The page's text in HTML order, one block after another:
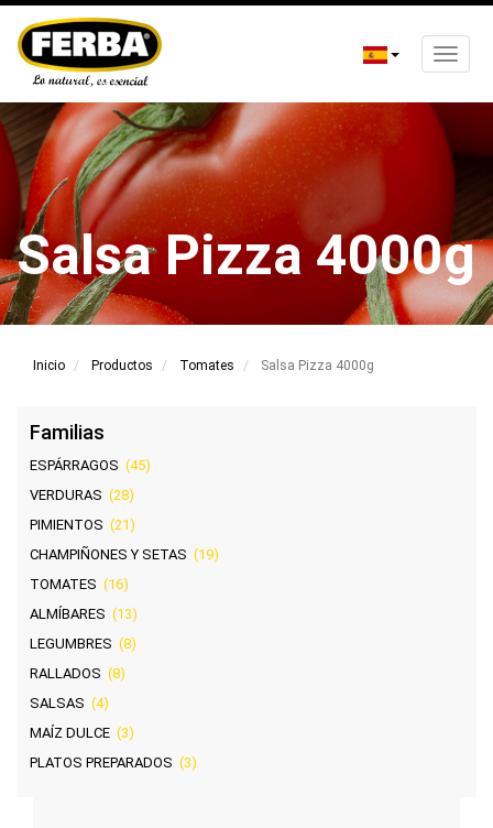
Pasar
al
contenido
principal
Toggle
Salsa Pizza 4000g
Inicio Productos Tomates Salsa Pizza 4000g
Familias
ESPÁRRAGOS (45)
VERDURAS (28)
PIMIENTOS (21)
CHAMPIÑONES Y SETAS (19)
TOMATES (16)
ALMÍBARES (13)
LEGUMBRES (8)
RALLADOS (8)
SALSAS (4)
MAÍZ DULCE (3)
PLATOS PREPARADOS (3)